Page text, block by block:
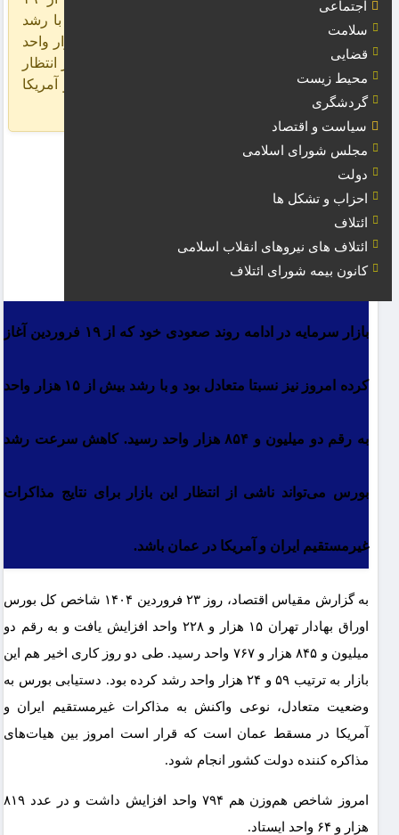
اجتماعی
سلامت
قضایی
محیط زیست
گردشگری
سیاست و اقتصاد
مجلس شورای اسلامی
دولت
احزاب و تشکل ها
ائتلاف
ائتلاف های نیروهای انقلاب اسلامی
کانون بیمه شورای ائتلاف
فروردین آغاز کرده امروز نیز نسبتا متعادل بود و با رشد
بیش از ۱۵ هزار واحد به رقم دو میلیون و ۸۵۴ هزار واحد
رسید. کاهش سرعت رشد بورس می‌تواند ناشی از انتظار
این بازار برای نتایج مذاکرات غیرمستقیم ایران و آمریکا
در عمان باشد. […]
بازار سرمایه در ادامه روند صعودی خود که از ۱۹ فروردین آغاز
کرده امروز نیز نسبتا متعادل بود و با رشد بیش از ۱۵ هزار واحد
به رقم دو میلیون و ۸۵۴ هزار واحد رسید. کاهش سرعت رشد
بورس می‌تواند ناشی از انتظار این بازار برای نتایج مذاکرات
غیرمستقیم ایران و آمریکا در عمان باشد.
به گزارش مقیاس اقتصاد، روز ۲۳ فروردین ۱۴۰۴ شاخص کل بورس
اوراق بهادار تهران ۱۵ هزار و ۲۲۸ واحد افزایش یافت و به رقم دو
میلیون و ۸۴۵ هزار و ۷۶۷ واحد رسید. طی دو روز کاری اخیر هم این
بازار به ترتیب ۵۹ و ۲۴ هزار واحد رشد کرده بود. دستیابی بورس به
وضعیت متعادل، نوعی واکنش به مذاکرات غیرمستقیم ایران و
آمریکا در مسقط عمان است که قرار است امروز بین هیات‌های
مذاکره کننده دولت کشور انجام شود.
امروز شاخص هم‌وزن هم ۷۹۴ واحد افزایش داشت و در عدد ۸۱۹
هزار و ۶۴ واحد ایستاد.